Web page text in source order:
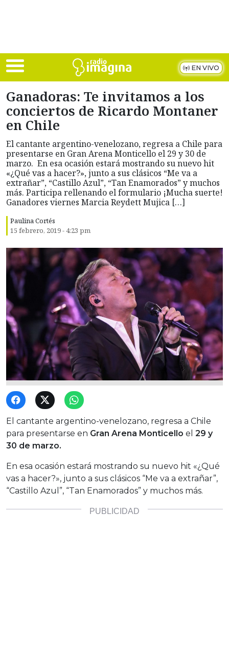
EN VIVO
Ganadoras: Te invitamos a los
conciertos de Ricardo Montaner
en Chile
El cantante argentino-venelozano, regresa a Chile para
presentarse en Gran Arena Monticello el 29 y 30 de
marzo. En esa ocasión estará mostrando su nuevo hit
«¿Qué vas a hacer?», junto a sus clásicos “Me va a
extrañar”, “Castillo Azul”, “Tan Enamorados” y muchos
más. Participa rellenando el formulario ¡Mucha suerte!
Ganadores viernes Marcia Reydett Mujica […]
Paulina Cortés
15 febrero, 2019 - 4:23 pm
El cantante argentino-venelozano, regresa a Chile
para presentarse en Gran Arena Monticello el 29 y
30 de marzo.
En esa ocasión estará mostrando su nuevo hit «¿Qué
vas a hacer?», junto a sus clásicos “Me va a extrañar”,
“Castillo Azul”, “Tan Enamorados” y muchos más.